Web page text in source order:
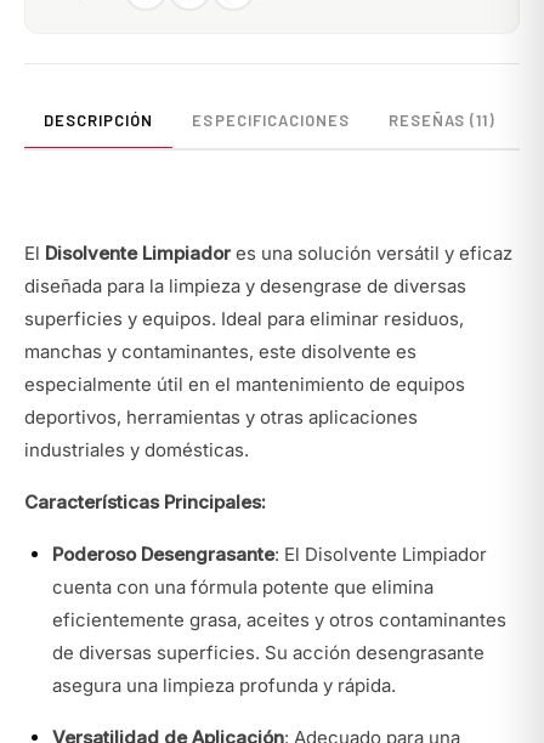
DESCRIPCIÓN ESPECIFICACIONES RESEÑAS (11)
El Disolvente Limpiador es una solución versátil y eficaz
diseñada para la limpieza y desengrase de diversas
superficies y equipos. Ideal para eliminar residuos,
manchas y contaminantes, este disolvente es
especialmente útil en el mantenimiento de equipos
deportivos, herramientas y otras aplicaciones
industriales y domésticas.
Características Principales:
Poderoso Desengrasante: El Disolvente Limpiador
cuenta con una fórmula potente que elimina
eficientemente grasa, aceites y otros contaminantes
de diversas superficies. Su acción desengrasante
asegura una limpieza profunda y rápida.
Versatilidad de Aplicación: Adecuado para una